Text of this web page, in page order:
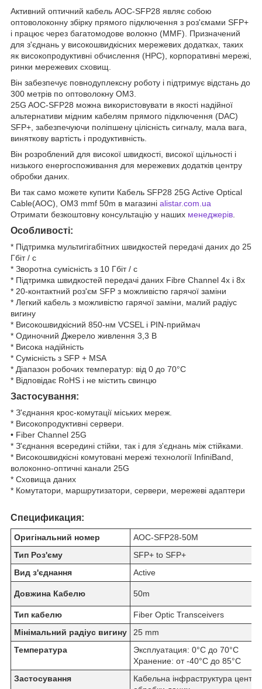
Активний оптичний кабель AOC-SFP28 являє собою
оптоволоконну збірку прямого підключення з роз'ємами SFP+
і працює через багатомодове волокно (MMF). Призначений
для з'єднань у високошвидкісних мережевих додатках, таких
як високопродуктивні обчислення (HPC), корпоративні мережі,
ринки мережевих сховищ.
Він забезпечує повнодуплексну роботу і підтримує відстань до
300 метрів по оптоволокну OM3.
25G AOC-SFP28 можна використовувати в якості надійної
альтернативи мідним кабелям прямого підключення (DAC)
SFP+, забезпечуючи поліпшену цілісність сигналу, мала вага,
виняткову вартість і продуктивність.
Він розроблений для високої швидкості, високої щільності і
низького енергоспоживання для мережевих додатків центру
обробки даних.
Ви так само можете купити Кабель SFP28 25G Active Optical
Cable(AOC), OM3 mmf 50m в магазині alistar.com.ua
Отримати безкоштовну консультацію у наших менеджерів
Особливості:
* Підтримка мультигігабітних швидкостей передачі даних до 25
Гбіт / с
* Зворотна сумісність з 10 Гбіт / с
* Підтримка швидкостей передачі даних Fibre Channel 4x і 8x
* 20-контактний роз'єм SFP з можливістю гарячої заміни
* Легкий кабель з можливістю гарячої заміни, малий радіус
вигину
* Високошвидкісний 850-нм VCSEL і PIN-приймач
* Одиночний Джерело живлення 3,3 В
* Висока надійність
* Сумісність з SFP + MSA
* Діапазон робочих температур: від 0 до 70°C
* Відповідає RoHS і не містить свинцю
Застосування:
* З'єднання крос-комутації міських мереж.
* Високопродуктивні сервери.
• Fiber Channel 25G
* З'єднання всередині стійки, так і для з'єднань між стійками.
* Високошвидкісні комутовані мережі технології InfiniBand,
волоконно-оптичні канали 25G
* Сховища даних
* Комутатори, маршрутизатори, сервери, мережеві адаптери
Спецификация:
Оригінальний номер
AOC-SFP28-50M
Тип Роз'єму
SFP+ to SFP+
Вид з'єднання
Active
Довжина Кабелю 50m
Тип кабелю
Fiber Optic Transceivers
Мінімальний радіус вигину
25 mm
Температура
Эксплуатация: 0°C до 70°C
Хранение: от -40°C до 85°C
Застосування
Кабельна інфраструктура центру